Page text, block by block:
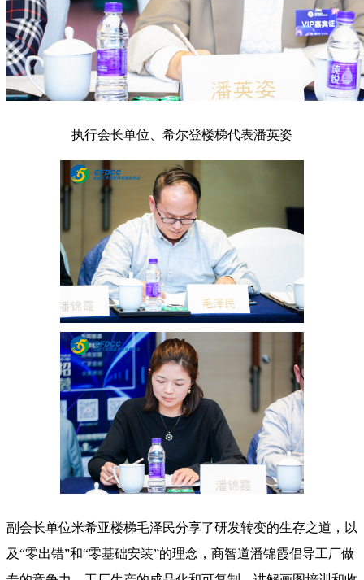
执行会长单位、希尔登楼梯代表潘英姿
副会长单位米希亚楼梯毛泽民分享了研发转变的生存之道，以
及“零出错”和“零基础安装”的理念，商智道潘锦霞倡导工厂做